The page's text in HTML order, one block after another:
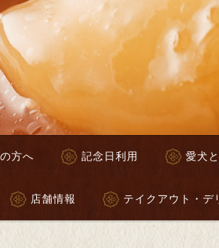
方へ 記念日利用 愛犬
店舗情報 テイクアウト・デ